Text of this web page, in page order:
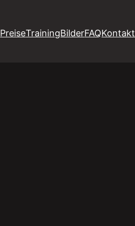
PreiseTrainingBilderFAQKontakt